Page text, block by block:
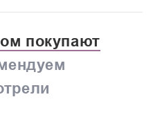
покупают